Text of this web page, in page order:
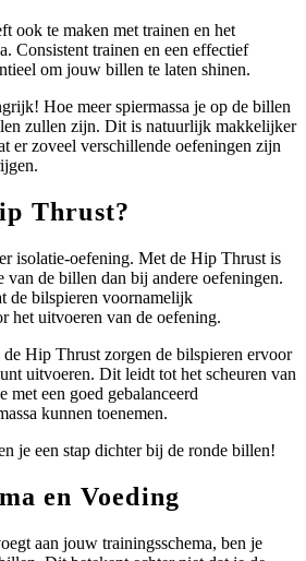
ook te maken met trainen en het
Consistent trainen en een effectief
om jouw billen te laten shinen.
Hoe meer spiermassa je op de billen
zullen zijn. Dit is natuurlijk makkelijker
er zoveel verschillende oefeningen zijn
Thrust?
isolatie-oefening. Met de Hip Thrust is
van de billen dan bij andere oefeningen.
de bilspieren voornamelijk
het uitvoeren van de oefening.
Hip Thrust zorgen de bilspieren ervoor
uitvoeren. Dit leidt tot het scheuren van
met een goed gebalanceerd
kunnen toenemen.
je een stap dichter bij de ronde billen!
en Voeding
aan jouw trainingsschema, ben je